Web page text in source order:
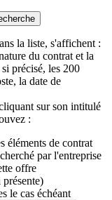
la liste, s'affichent :
du contrat et la
précisé, les 200
la date de
sur son intitulé
:
éléments de contrat
par l'entreprise
offre
le cas échéant